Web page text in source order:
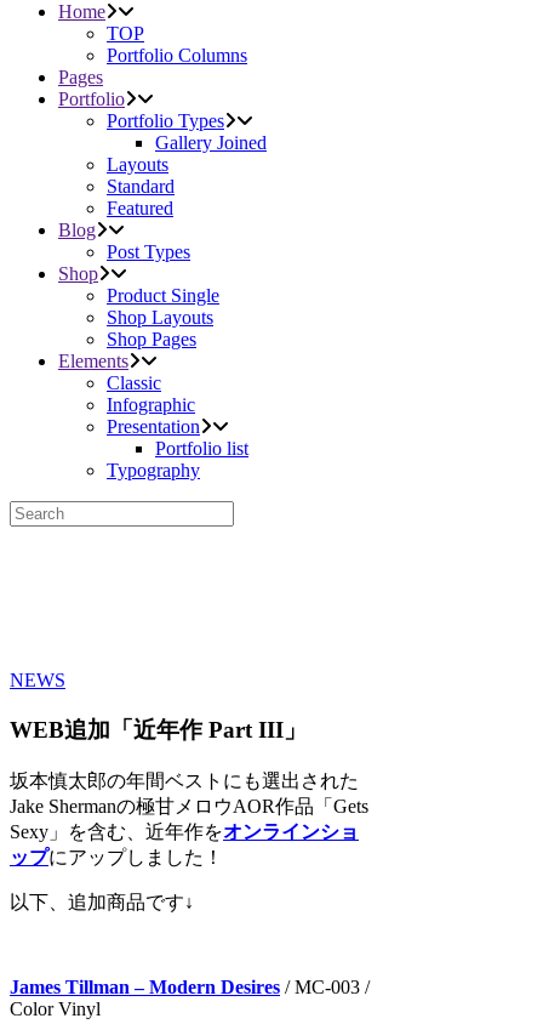
Home
TOP
Portfolio Columns
Pages
Portfolio
Portfolio Types
Gallery Joined
Layouts
Standard
Featured
Blog
Post Types
Shop
Product Single
Shop Layouts
Shop Pages
Elements
Classic
Infographic
Presentation
Portfolio list
Typography
NEWS
WEB追加「近年作 Part III」
坂本慎太郎の年間ベストにも選出された
Jake Shermanの極甘メロウAOR作品「Gets
Sexy」を含む、近年作をオンラインショ
ップにアップしました！
以下、追加商品です↓
James Tillman – Modern Desires / MC-003 /
Color Vinyl